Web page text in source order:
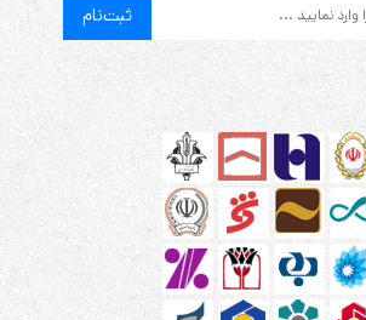
ثبت‌نام